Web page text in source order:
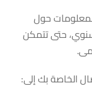
حول
حتى تتمكن
الخاصة بك إلى: